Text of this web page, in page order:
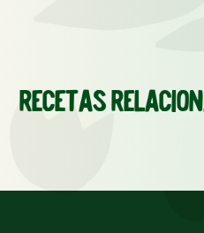
Recetas